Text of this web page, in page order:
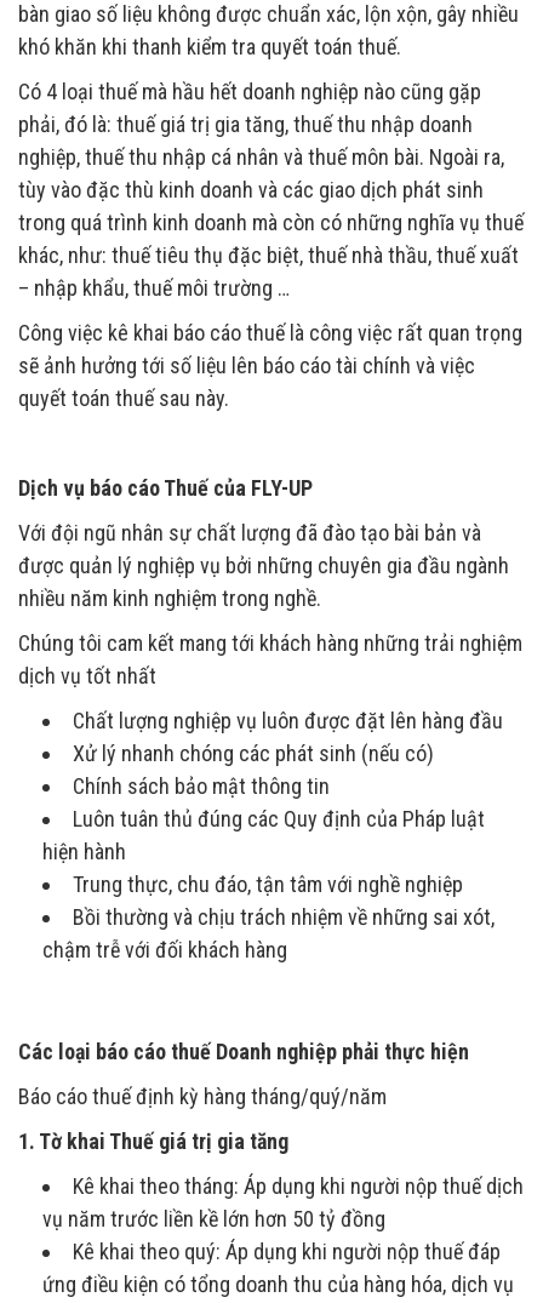
bàn giao số liệu không được chuẩn xác, lộn xộn, gây nhiều
khó khăn khi thanh kiểm tra quyết toán thuế.
Có 4 loại thuế mà hầu hết doanh nghiệp nào cũng gặp
phải, đó là: thuế giá trị gia tăng, thuế thu nhập doanh
nghiệp, thuế thu nhập cá nhân và thuế môn bài. Ngoài ra,
tùy vào đặc thù kinh doanh và các giao dịch phát sinh
trong quá trình kinh doanh mà còn có những nghĩa vụ thuế
khác, như: thuế tiêu thụ đặc biệt, thuế nhà thầu, thuế xuất
– nhập khẩu, thuế môi trường …
Công việc kê khai báo cáo thuế là công việc rất quan trọng
sẽ ảnh hưởng tới số liệu lên báo cáo tài chính và việc
quyết toán thuế sau này.
Dịch vụ báo cáo Thuế của FLY-UP
Với đội ngũ nhân sự chất lượng đã đào tạo bài bản và
được quản lý nghiệp vụ bởi những chuyên gia đầu ngành
nhiều năm kinh nghiệm trong nghề.
Chúng tôi cam kết mang tới khách hàng những trải nghiệm
dịch vụ tốt nhất
Chất lượng nghiệp vụ luôn được đặt lên hàng đầu
Xử lý nhanh chóng các phát sinh (nếu có)
Chính sách bảo mật thông tin
Luôn tuân thủ đúng các Quy định của Pháp luật
hiện hành
Trung thực, chu đáo, tận tâm với nghề nghiệp
Bồi thường và chịu trách nhiệm về những sai xót,
chậm trễ với đối khách hàng
Các loại báo cáo thuế Doanh nghiệp phải thực hiện
Báo cáo thuế định kỳ hàng tháng/quý/năm
1. Tờ khai Thuế giá trị gia tăng
Kê khai theo tháng: Áp dụng khi người nộp thuế dịch
vụ năm trước liền kề lớn hơn 50 tỷ đồng
Kê khai theo quý: Áp dụng khi người nộp thuế đáp
ứng điều kiện có tổng doanh thu của hàng hóa, dịch vụ